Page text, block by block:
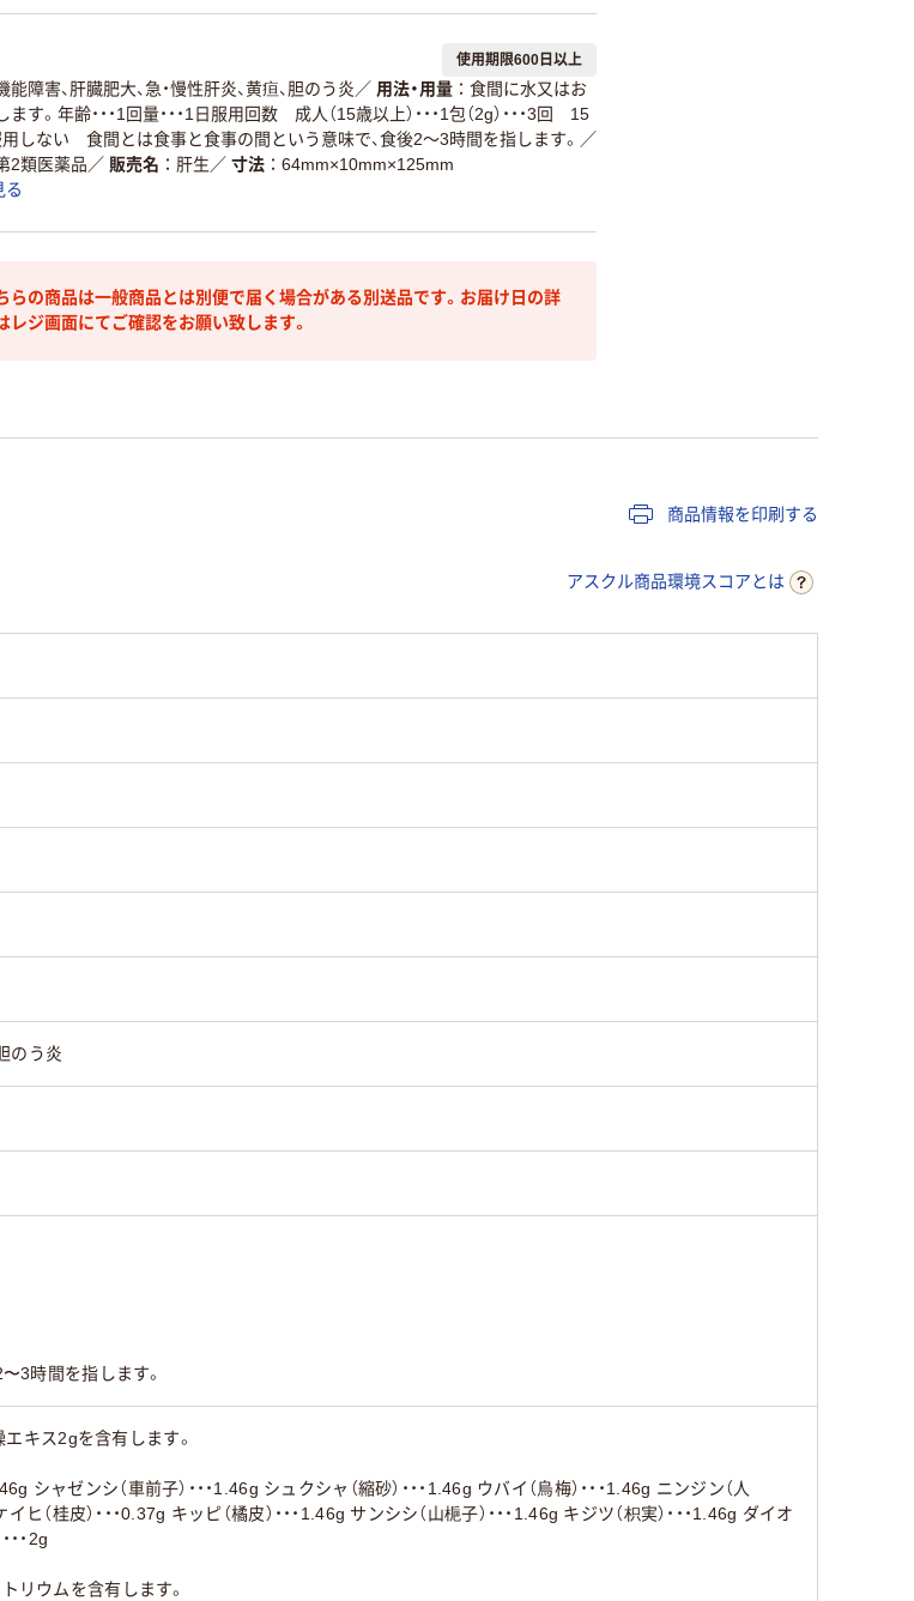
使用期限600日以上
能障害、肝臓肥大、急・慢性肝炎、黄疸、胆のう炎 ／ 用法・用量
食間に水又はお
す。年齢・・・1回量・・・1日服用回数 成人（15歳以上）・・・1包（2g）・・・3回 15
服用しない 食間とは食事と食事の間という意味で、食後2～3時間を指します。 ／
2類医薬品 ／ 販売名 肝生 ／ 寸法
64mm×10mm×125mm
る
らの商品は一般商品とは別便で届く場合がある別送品です。お届け日の詳
レジ画面にてご確認をお願い致します。
商品情報を印刷する
アスクル商品環境スコアとは
のう炎
3時間を指します。
エキス2gを含有します。
シャゼンシ（車前子）・・・1.46g シュクシャ（縮砂）・・・1.46g ウバイ（烏梅）・・・1.46g ニンジン（人
ヒ（桂皮）・・・0.37g キッピ（橘皮）・・・1.46g サンシシ（山梔子）・・・1.46g キジツ（枳実）・・・1.46g ダイオ
・・2g
リウムを含有します。